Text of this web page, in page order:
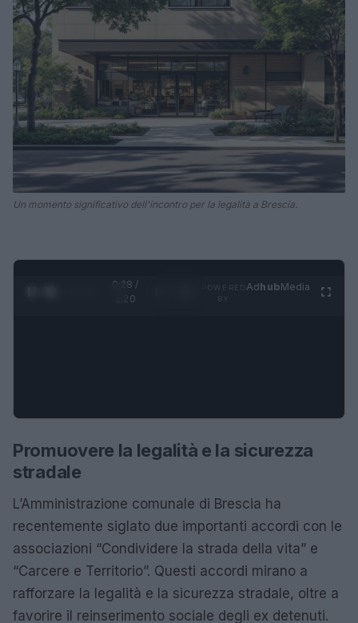
Un momento significativo dell'incontro per la legalità a Brescia.
0:29 /
1:20
AdhubMedia
Promuovere la legalità e la sicurezza
stradale
L’Amministrazione comunale di Brescia ha
recentemente siglato due importanti accordi con le
associazioni “Condividere la strada della vita” e
“Carcere e Territorio”. Questi accordi mirano a
rafforzare la legalità e la sicurezza stradale, oltre a
favorire il reinserimento sociale degli ex detenuti.